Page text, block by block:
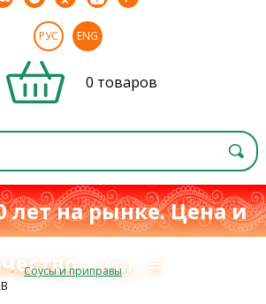
РУС ENG
0 товаров
лет на рынке. Цена и
с 1993 г. ≡
Соусы и приправы